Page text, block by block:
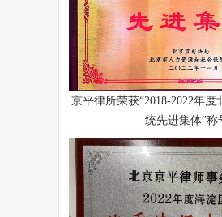
京平律所荣获“2018-2022年
统先进集体”称